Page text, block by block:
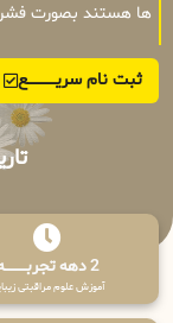
ها هستند بصورت فشرده ظرف مدت 4 الی 6
ثبت نام سریــــــــــــع
2 دهه تجربـــــــــه
آموزش علوم مراقبتی